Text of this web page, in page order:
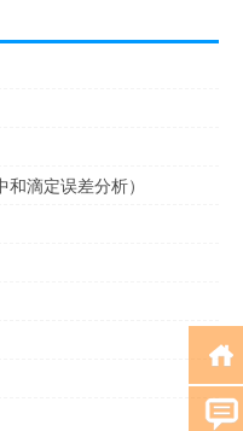
滴定误差分析）